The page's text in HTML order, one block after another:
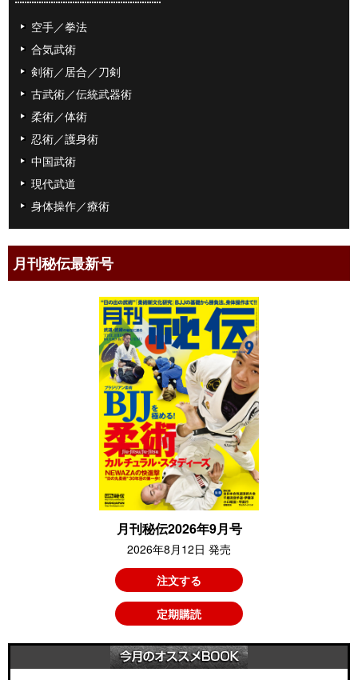
空手／拳法
合気武術
剣術／居合／刀剣
古武術／伝統武器術
柔術／体術
忍術／護身術
中国武術
現代武道
身体操作／療術
月刊秘伝最新号
月刊秘伝2026年9月号
2026年8月12日 発売
注文する
定期購読